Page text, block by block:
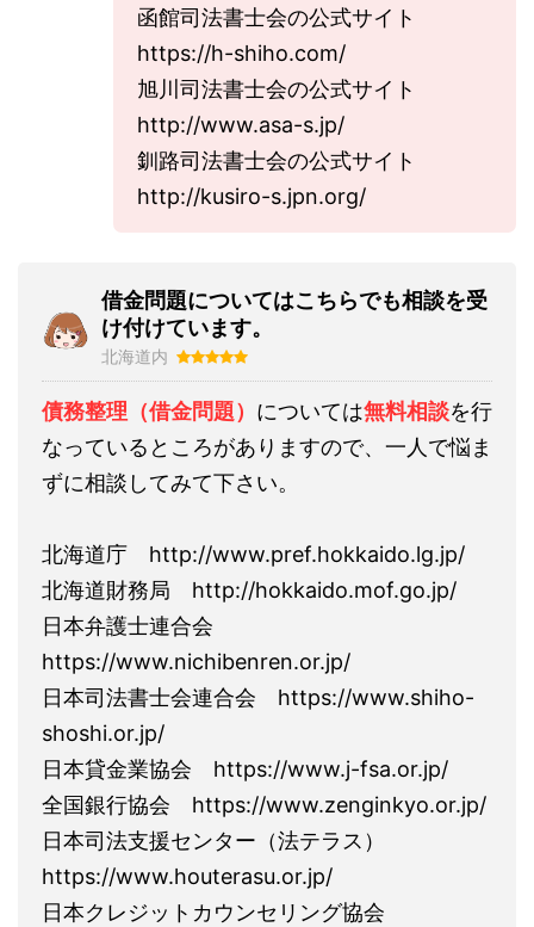
函館司法書士会の公式サイト
https://h-shiho.com/
旭川司法書士会の公式サイト
http://www.asa-s.jp/
釧路司法書士会の公式サイト
http://kusiro-s.jpn.org/
借金問題についてはこちらでも相談を受
け付けています。
北海道内
債務整理（借金問題） については無料相談を行
なっているところがありますので、一人で悩ま
ずに相談してみて下さい。
北海道庁 http://www.pref.hokkaido.lg.jp/
北海道財務局 http://hokkaido.mof.go.jp/
日本弁護士連合会
https://www.nichibenren.or.jp/
日本司法書士会連合会 https://www.shiho-
shoshi.or.jp/
日本貸金業協会 https://www.j-fsa.or.jp/
全国銀行協会 https://www.zenginkyo.or.jp/
日本司法支援センター（法テラス）
https://www.houterasu.or.jp/
日本クレジットカウンセリング協会